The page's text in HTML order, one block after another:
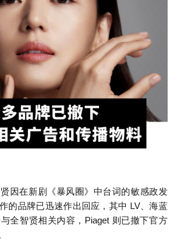
因在新剧《暴风圈》中台词的敏感政发
的品牌已迅速作出回应，其中 LV、海蓝
全智贤相关内容，Piaget 则已撤下官方